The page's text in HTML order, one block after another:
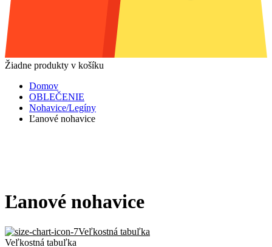
Žiadne produkty v košíku
Domov
OBLEČENIE
Nohavice/Legíny
Ľanové nohavice
Ľanové nohavice
Veľkostná tabuľka
Veľkostná tabuľka